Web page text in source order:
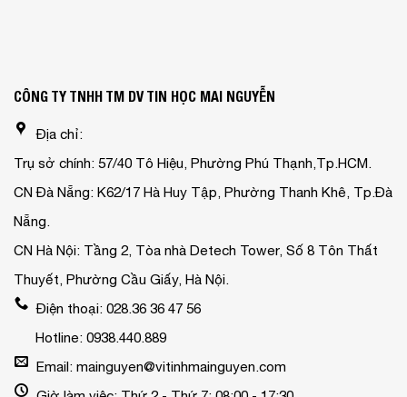
CÔNG TY TNHH TM DV TIN HỌC MAI NGUYỄN
Địa chỉ:
Trụ sở chính: 57/40 Tô Hiệu, Phường Phú Thạnh,Tp.HCM.
CN Đà Nẵng: K62/17 Hà Huy Tập, Phường Thanh Khê, Tp.Đà
Nẵng.
CN Hà Nội: Tầng 2, Tòa nhà Detech Tower, Số 8 Tôn Thất
Thuyết, Phường Cầu Giấy, Hà Nội.
Điện thoại: 028.36 36 47 56
Hotline: 0938.440.889
Email: mainguyen@vitinhmainguyen.com